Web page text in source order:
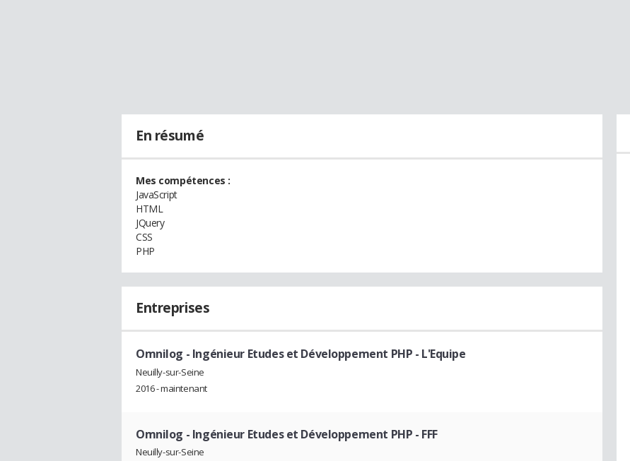
En résumé
Mes compétences :
JavaScript
HTML
JQuery
CSS
PHP
Entreprises
Omnilog - Ingénieur Etudes et Développement PHP - L'Equipe
Neuilly-sur-Seine
2016 - maintenant
Omnilog - Ingénieur Etudes et Développement PHP - FFF
Neuilly-sur-Seine